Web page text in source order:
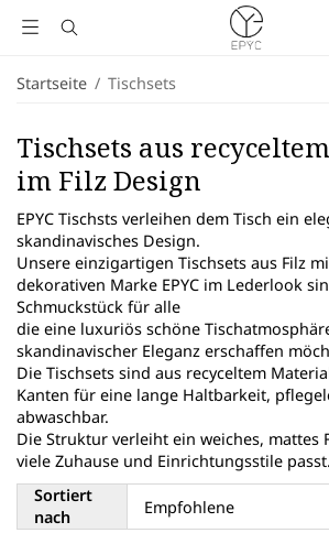
Startseite / Tischsets
Tischsets aus
im Filz Design
EPYC Tischsts verleihen dem Tisch ein
skandinavisches Design.
Unsere einzigartigen Tischsets aus Filz
dekorativen Marke EPYC im Lederlook
Schmuckstück für alle
die eine luxuriös schöne
skandinavischer Eleganz erschaffen
Die Tischsets sind aus recyceltem
Kanten für eine lange Haltbarkeit,
abwaschbar.
Die Struktur verleiht ein weiches, mattes
viele Zuhause und Einrichtungsstile passt.
Sortiert
nach